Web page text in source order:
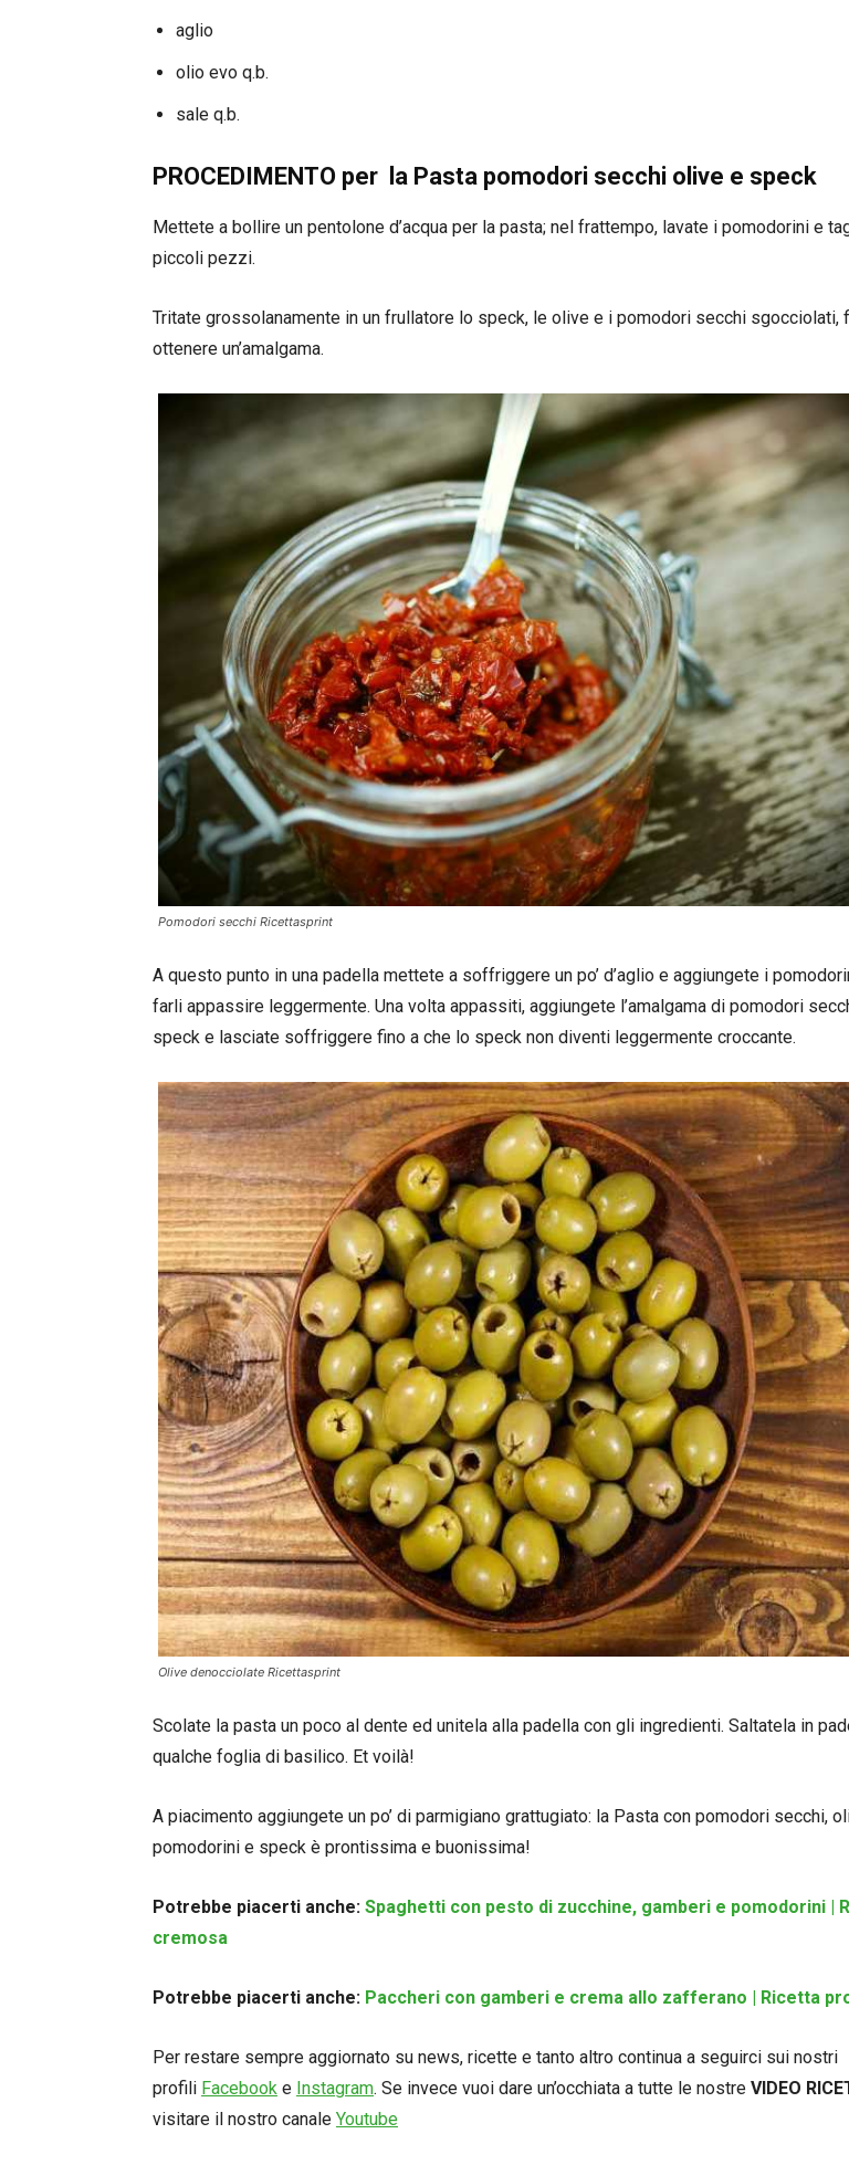
aglio
olio evo q.b.
sale q.b.
PROCEDIMENTO per la Pasta pomodori secchi olive e speck
Mettete a bollire un pentolone d’acqua per la pasta; nel frattempo, lavate i pomodorini e
piccoli pezzi.
Tritate grossolanamente in un frullatore lo speck, le olive e i pomodori secchi sgocciolati,
ottenere un’amalgama.
Pomodori secchi Ricettasprint
A questo punto in una padella mettete a soffriggere un po’ d’aglio e aggiungete i
farli appassire leggermente. Una volta appassiti, aggiungete l’amalgama di pomodori
speck e lasciate soffriggere fino a che lo speck non diventi leggermente croccante.
Olive denocciolate Ricettasprint
Scolate la pasta un poco al dente ed unitela alla padella con gli ingredienti. Saltatela in
qualche foglia di basilico. Et voilà!
A piacimento aggiungete un po’ di parmigiano grattugiato: la Pasta con pomodori secchi,
pomodorini e speck è prontissima e buonissima!
Potrebbe piacerti anche: Spaghetti con pesto di zucchine, gamberi e pomodorini |
cremosa
Potrebbe piacerti anche: Paccheri con gamberi e crema allo zafferano | Ricetta
Per restare sempre aggiornato su news, ricette e tanto altro continua a seguirci sui nostri
profili Facebook e Instagram. Se invece vuoi dare un’occhiata a tutte le nostre VIDEO
visitare il nostro canale Youtube